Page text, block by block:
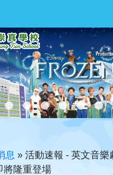
息 » 活動速報 - 英文音樂
將隆重登場